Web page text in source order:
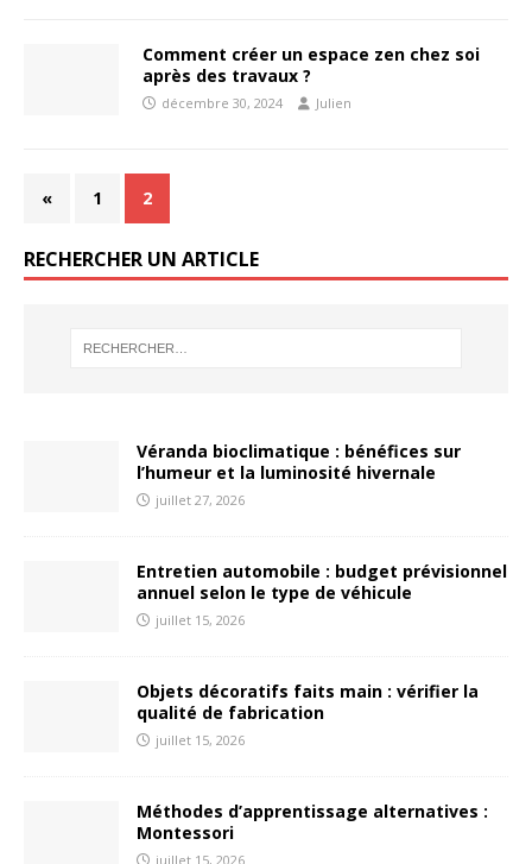
Comment créer un espace zen chez soi
après des travaux ?
décembre 30, 2024 Julien
« 1 2
RECHERCHER UN ARTICLE
Véranda bioclimatique : bénéfices sur
l’humeur et la luminosité hivernale
juillet 27, 2026
Entretien automobile : budget prévisionnel
annuel selon le type de véhicule
juillet 15, 2026
Objets décoratifs faits main : vérifier la
qualité de fabrication
juillet 15, 2026
Méthodes d’apprentissage alternatives :
Montessori
juillet 15, 2026